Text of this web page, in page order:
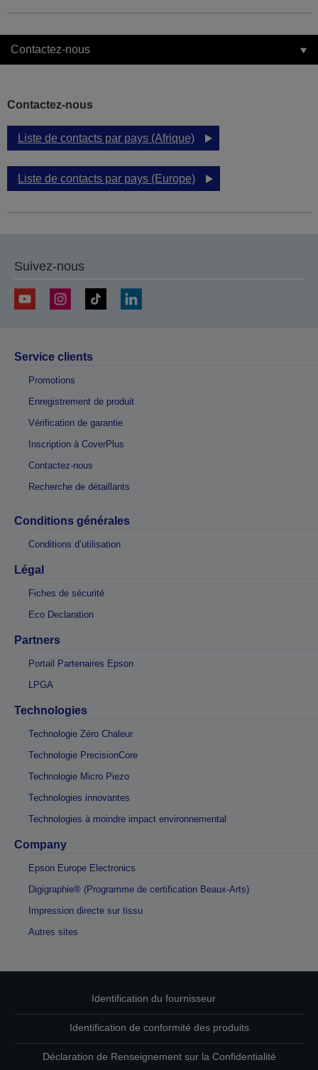
Contactez-nous
Contactez-nous
Liste de contacts par pays (Afrique)
Liste de contacts par pays (Europe)
Suivez-nous
Service clients
Promotions
Enregistrement de produit
Vérification de garantie
Inscription à CoverPlus
Contactez-nous
Recherche de détaillants
Conditions générales
Conditions d’utilisation
Légal
Fiches de sécurité
Eco Declaration
Partners
Portail Partenaires Epson
LPGA
Technologies
Technologie Zéro Chaleur
Technologie PrecisionCore
Technologie Micro Piezo
Technologies innovantes
Technologies à moindre impact environnemental
Company
Epson Europe Electronics
Digigraphie® (Programme de certification Beaux-Arts)
Impression directe sur tissu
Autres sites
Identification du fournisseur
Identification de conformité des produits
Déclaration de Renseignement sur la Confidentialité